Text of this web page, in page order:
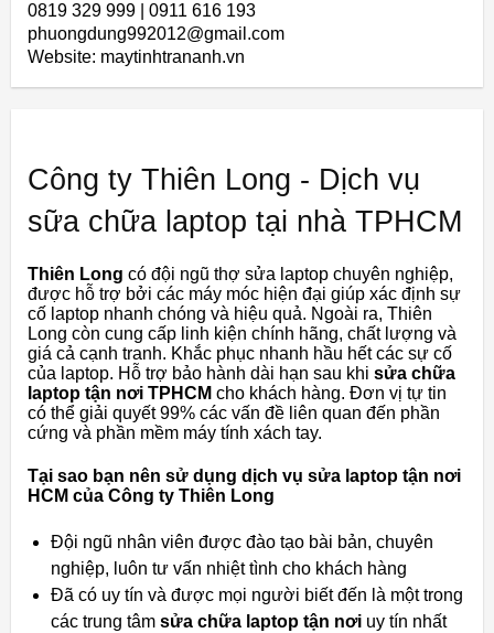
0819 329 999 | 0911 616 193
phuongdung992012@gmail.com
Website: maytinhtrananh.vn
Công ty Thiên Long - Dịch vụ
sữa chữa laptop tại nhà TPHCM
Thiên Long có đội ngũ thợ sửa laptop chuyên nghiệp,
được hỗ trợ bởi các máy móc hiện đại giúp xác định sự
cố laptop nhanh chóng và hiệu quả. Ngoài ra, Thiên
Long còn cung cấp linh kiện chính hãng, chất lượng và
giá cả cạnh tranh. Khắc phục nhanh hầu hết các sự cố
của laptop. Hỗ trợ bảo hành dài hạn sau khi sửa chữa
laptop tận nơi TPHCM cho khách hàng. Đơn vị tự tin
có thể giải quyết 99% các vấn đề liên quan đến phần
cứng và phần mềm máy tính xách tay.
Tại sao bạn nên sử dụng dịch vụ sửa laptop tận nơi
HCM của Công ty Thiên Long
Đội ngũ nhân viên được đào tạo bài bản, chuyên
nghiệp, luôn tư vấn nhiệt tình cho khách hàng
Đã có uy tín và được mọi người biết đến là một trong
các trung tâm sửa chữa laptop tận nơi uy tín nhất